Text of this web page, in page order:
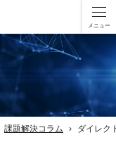
課題解決コラム ダイレク